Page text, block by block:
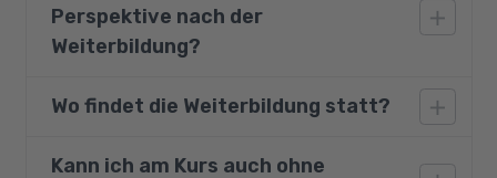
Personen, die in der 3D-Software ZBrush
Grundlagen erlernen möchten, um Charaktere
ZBrush-Skills punkten Sie bei Arbeitgebern wie
der Bildhauerei, in der Werbebranche,
Perspektive nach der
Weiterbildung?
Sie erlernen grundlegende Fachkenntnisse
Objekte (Bildmaterial), die Ihnen zu
Wo findet die Weiterbildung statt?
Die Teilnahme ist an einem unserer
Kann ich am Kurs auch ohne